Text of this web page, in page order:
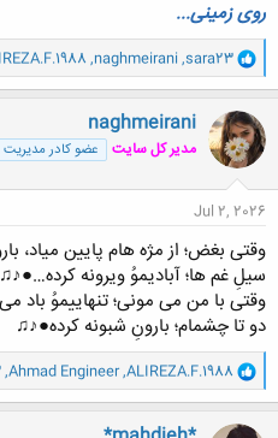
روی زمینی...
و
ا
ک
ن
ش
ه
ا
sara23
,
naghmeirani
,
naghmeirani
مدیر کل سایت عضو کادر مدیریت
Jul 2, 2026
وقتی بغض؛ از مژه هام پایین میاد،
سیلِ غم ها؛ آبادیموُ ویرونه کرده…●♪♫
وقتی با من می مونی؛ تنهاییموُ باد
دو تا چشمام؛ بارونِ شبونه کرده●♪♫
و
ا
ک
ن
ALIREZA.F.1988
,
Ahmad Engineer
,